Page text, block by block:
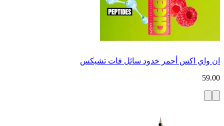
ان واي اكس أحمر خدود سائل فات تشيكس
59.00